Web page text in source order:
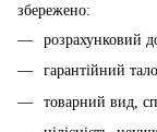
збережено:
розрахунковий
гарантійний
товарний вид,